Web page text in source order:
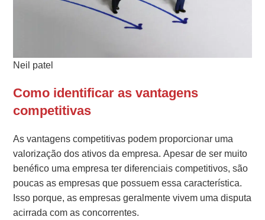
Neil patel
Como identificar as vantagens
competitivas
As vantagens competitivas podem proporcionar uma
valorização dos ativos da empresa. Apesar de ser muito
benéfico uma empresa ter diferenciais competitivos, são
poucas as empresas que possuem essa característica.
Isso porque, as empresas geralmente vivem uma disputa
acirrada com as concorrentes.